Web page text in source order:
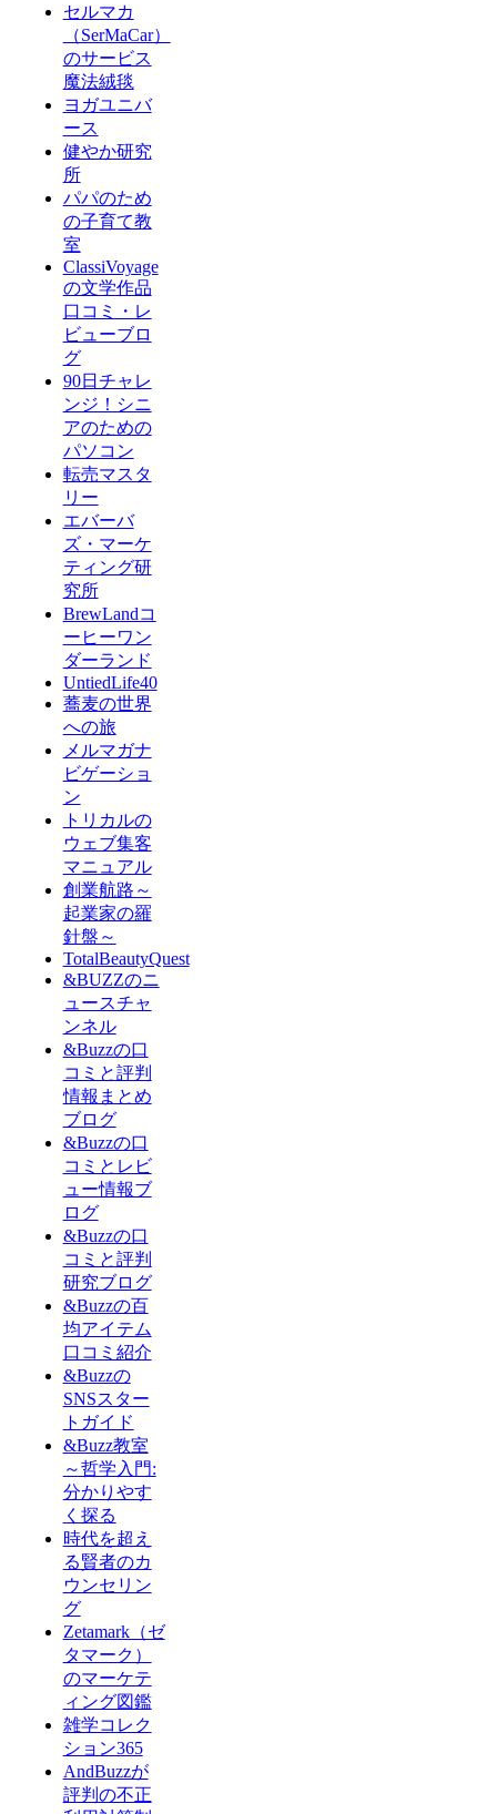
セルマカ
（SerMaCar）
のサービス
魔法絨毯
ヨガユニバ
ース
健やか研究
所
パパのため
の子育て教
室
ClassiVoyage
の文学作品
口コミ・レ
ビューブロ
グ
90日チャレ
ンジ！シニ
アのための
パソコン
転売マスタ
リー
エバーバ
ズ・マーケ
ティング研
究所
BrewLandコ
ーヒーワン
ダーランド
UntiedLife40
蕎麦の世界
への旅
メルマガナ
ビゲーショ
ン
トリカルの
ウェブ集客
マニュアル
創業航路～
起業家の羅
針盤～
TotalBeautyQuest
&BUZZのニ
ュースチャ
ンネル
&Buzzの口
コミと評判
情報まとめ
ブログ
&Buzzの口
コミとレビ
ュー情報ブ
ログ
&Buzzの口
コミと評判
研究ブログ
&Buzzの百
均アイテム
口コミ紹介
&Buzzの
SNSスター
トガイド
&Buzz教室
～哲学入門:
分かりやす
く探る
時代を超え
る賢者のカ
ウンセリン
グ
Zetamark（ゼ
タマーク）
のマーケテ
ィング図鑑
雑学コレク
ション365
AndBuzzが
評判の不正